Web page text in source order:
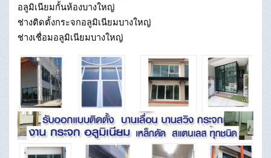
อลูมิเนียมกั้นห้องบางใหญ่
ช่างติดตั้งกระจกอลูมิเนียมบางใหญ่
ช่างเชื่อมอลูมิเนียมบางใหญ่